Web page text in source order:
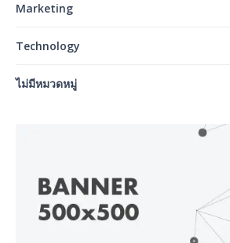
Marketing
Technology
ไม่มีหมวดหมู่